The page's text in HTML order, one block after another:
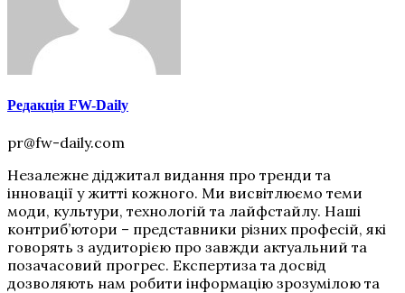
Редакція FW-Daily
pr@fw-daily.com
Незалежне діджитал видання про тренди та
інновації у житті кожного. Ми висвітлюємо теми
моди, культури, технологій та лайфстайлу. Наші
контриб’ютори – представники різних професій, які
говорять з аудиторією про завжди актуальний та
позачасовий прогрес. Експертиза та досвід
дозволяють нам робити інформацію зрозумілою та